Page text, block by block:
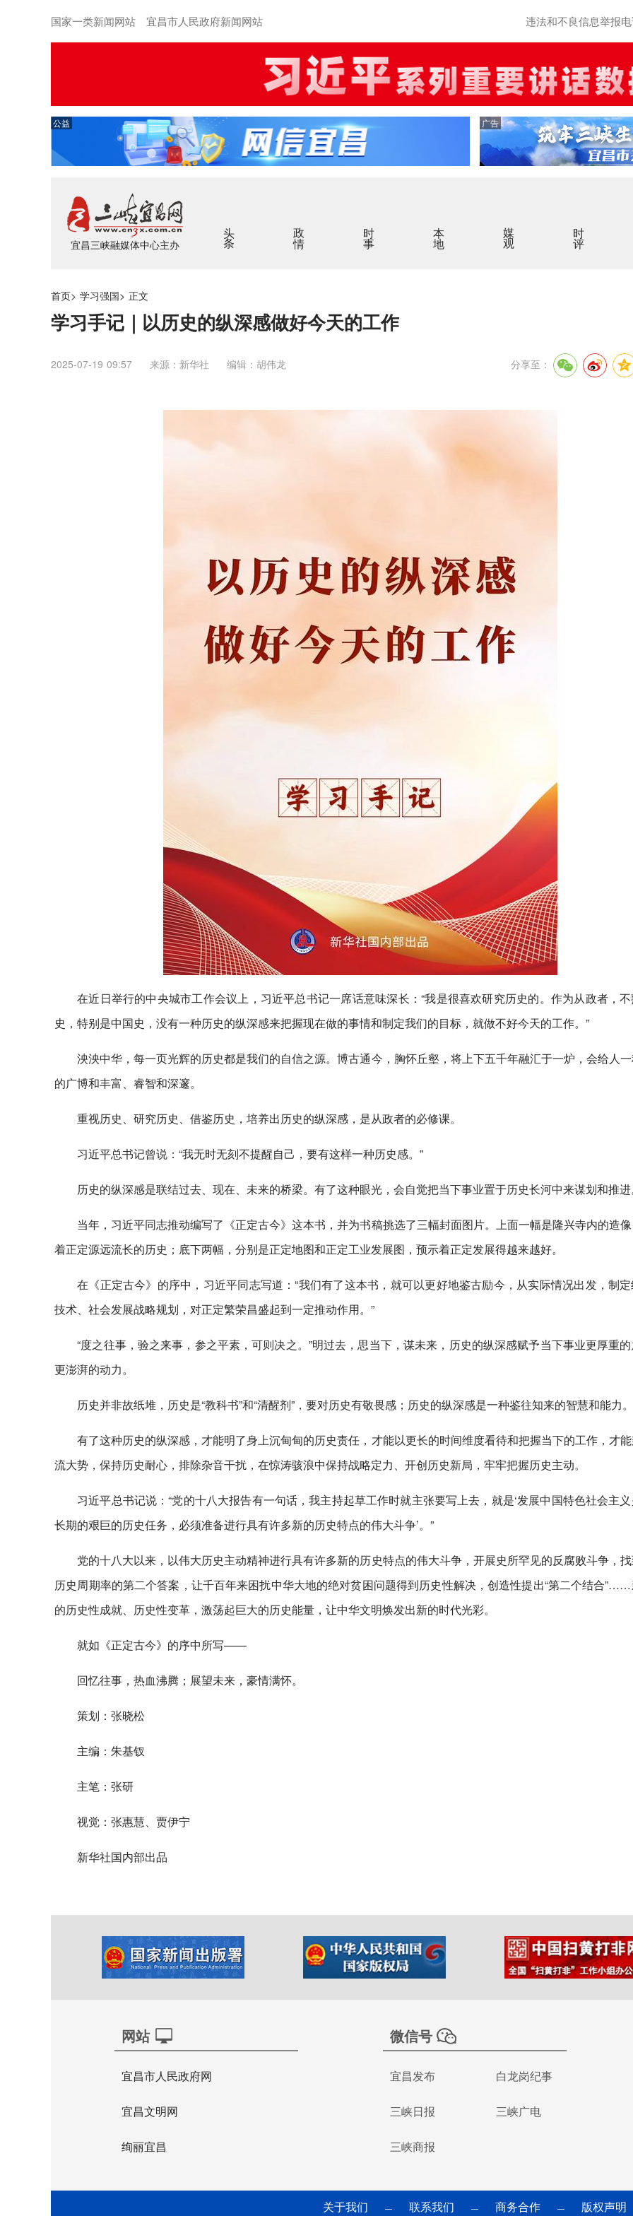
国家一类新闻网站 宜昌市人民政府新闻网站 违法和不良信息举报
公益 广告
宜昌三峡融媒体中心主办
头条 政情 时事 本地 媒观 时评
首页> 学习强国> 正文
学习手记｜以历史的纵深感做好今天的工作
2025-07-19 09:57 来源：​新华社 编辑：胡伟龙 分享至：
在近日举行的中央城市工作会议上，习近平总书记一席话意味深长：“我是很喜欢研究历史的。作为从政者，
史，特别是中国史，没有一种历史的纵深感来把握现在做的事情和制定我们的目标，就做不好今天的工作。”
泱泱中华，每一页光辉的历史都是我们的自信之源。博古通今，胸怀丘壑，将上下五千年融汇于一炉，会给人
的广博和丰富、睿智和深邃。
重视历史、研究历史、借鉴历史，培养出历史的纵深感，是从政者的必修课。
习近平总书记曾说：“我无时无刻不提醒自己，要有这样一种历史感。”
历史的纵深感是联结过去、现在、未来的桥梁。有了这种眼光，会自觉把当下事业置于历史长河中来谋划和推
当年，习近平同志推动编写了《正定古今》这本书，并为书稿挑选了三幅封面图片。上面一幅是隆兴寺内的造
着正定源远流长的历史；底下两幅，分别是正定地图和正定工业发展图，预示着正定发展得越来越好。
在《正定古今》的序中，习近平同志写道：“我们有了这本书，就可以更好地鉴古励今，从实际情况出发，制
技术、社会发展战略规划，对正定繁荣昌盛起到一定推动作用。”
“度之往事，验之来事，参之平素，可则决之。”明过去，思当下，谋未来，历史的纵深感赋予当下事业更厚重
更澎湃的动力。
历史并非故纸堆，历史是“教科书”和“清醒剂”，要对历史有敬畏感；历史的纵深感是一种鉴往知来的智慧和能力
有了这种历史的纵深感，才能明了身上沉甸甸的历史责任，才能以更长的时间维度看待和把握当下的工作，才
流大势，保持历史耐心，排除杂音干扰，在惊涛骇浪中保持战略定力、开创历史新局，牢牢把握历史主动。
习近平总书记说：“党的十八大报告有一句话，我主持起草工作时就主张要写上去，就是‘发展中国特色社会主
长期的艰巨的历史任务，必须准备进行具有许多新的历史特点的伟大斗争’。”
党的十八大以来，以伟大历史主动精神进行具有许多新的历史特点的伟大斗争，开展史所罕见的反腐败斗争，
历史周期率的第二个答案，让千百年来困扰中华大地的绝对贫困问题得到历史性解决，创造性提出“第二个结合
的历史性成就、历史性变革，激荡起巨大的历史能量，让中华文明焕发出新的时代光彩。
就如《正定古今》的序中所写——
回忆往事，热血沸腾；展望未来，豪情满怀。
策划：张晓松
主编：朱基钗
主笔：张研
视觉：张惠慧、贾伊宁
新华社国内部出品
网站
宜昌市人民政府网
宜昌文明网
绚丽宜昌
微信号
宜昌发布 白龙岗纪事
三峡日报 三峡广电
三峡商报
关于我们 — 联系我们 — 商务合作 — 版权声明